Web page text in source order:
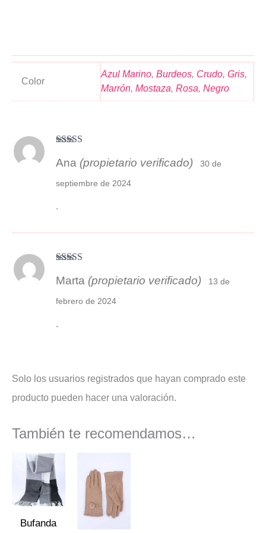
Color
Azul Marino, Burdeos, Crudo, Gris,
Marrón, Mostaza, Rosa, Negro
con3
Ana (propietario verificado) 30 de
septiembre de 2024
.
5de 5
Marta (propietario verificado) 13 de
febrero de 2024
.
Solo los usuarios registrados que hayan comprado este
producto pueden hacer una valoración.
También te recomendamos…
Bufanda
El
precio
original
era:
24,95 €.
El
precio
actual
es:
20,50 €.
precio
original
era:
16,95 €.
precio
actual
es:
14,90 €.